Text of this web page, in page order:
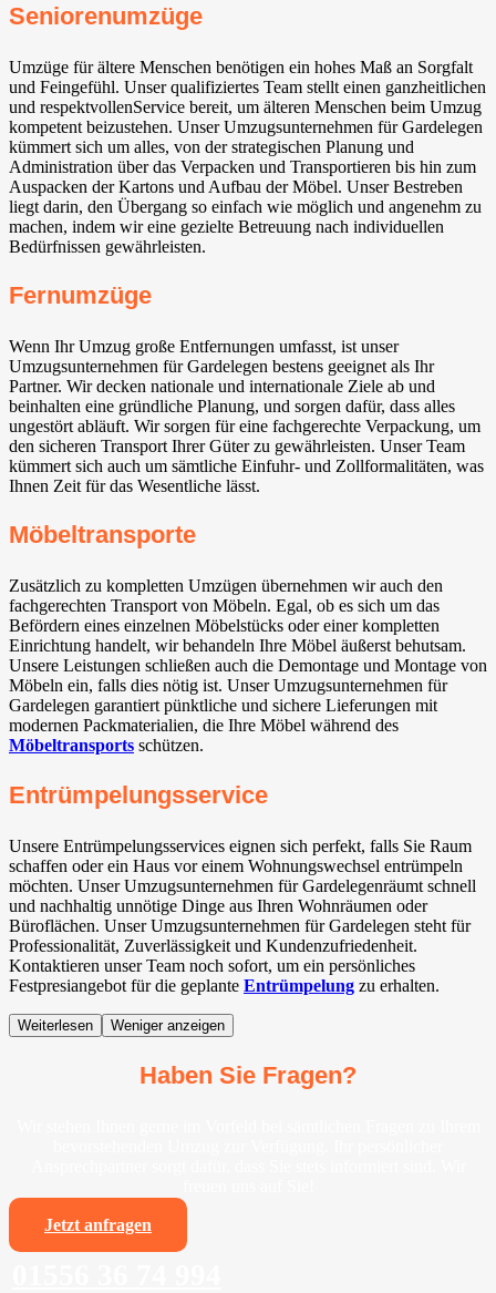
Seniorenumzüge
Umzüge für ältere Menschen benötigen ein hohes Maß an Sorgfalt
und Feingefühl. Unser qualifiziertes Team stellt einen ganzheitlichen
und respektvollenService bereit, um älteren Menschen beim Umzug
kompetent beizustehen. Unser Umzugsunternehmen für Gardelegen
kümmert sich um alles, von der strategischen Planung und
Administration über das Verpacken und Transportieren bis hin zum
Auspacken der Kartons und Aufbau der Möbel. Unser Bestreben
liegt darin, den Übergang so einfach wie möglich und angenehm zu
machen, indem wir eine gezielte Betreuung nach individuellen
Bedürfnissen gewährleisten.
Fernumzüge
Wenn Ihr Umzug große Entfernungen umfasst, ist unser
Umzugsunternehmen für Gardelegen bestens geeignet als Ihr
Partner. Wir decken nationale und internationale Ziele ab und
beinhalten eine gründliche Planung, und sorgen dafür, dass alles
ungestört abläuft. Wir sorgen für eine fachgerechte Verpackung, um
den sicheren Transport Ihrer Güter zu gewährleisten. Unser Team
kümmert sich auch um sämtliche Einfuhr- und Zollformalitäten, was
Ihnen Zeit für das Wesentliche lässt.
Möbeltransporte
Zusätzlich zu kompletten Umzügen übernehmen wir auch den
fachgerechten Transport von Möbeln. Egal, ob es sich um das
Befördern eines einzelnen Möbelstücks oder einer kompletten
Einrichtung handelt, wir behandeln Ihre Möbel äußerst behutsam.
Unsere Leistungen schließen auch die Demontage und Montage von
Möbeln ein, falls dies nötig ist. Unser Umzugsunternehmen für
Gardelegen garantiert pünktliche und sichere Lieferungen mit
modernen Packmaterialien, die Ihre Möbel während des
Möbeltransports schützen.
Entrümpelungsservice
Unsere Entrümpelungsservices eignen sich perfekt, falls Sie Raum
schaffen oder ein Haus vor einem Wohnungswechsel entrümpeln
möchten. Unser Umzugsunternehmen für Gardelegenräumt schnell
und nachhaltig unnötige Dinge aus Ihren Wohnräumen oder
Büroflächen. Unser Umzugsunternehmen für Gardelegen steht für
Professionalität, Zuverlässigkeit und Kundenzufriedenheit.
Kontaktieren unser Team noch sofort, um ein persönliches
Festpresiangebot für die geplante Entrümpelung zu erhalten.
Weiterlesen Weniger anzeigen
Haben Sie Fragen?
Jetzt anfragen